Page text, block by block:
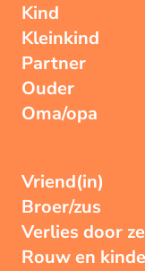
Kind
Kleinkind
Partner
Ouder
Oma/opa
Vriend(in)
Broer/zus
Verlies door
Rouw en